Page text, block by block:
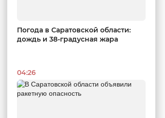
Погода в Саратовской области:
дождь и 38-градусная жара
04:26